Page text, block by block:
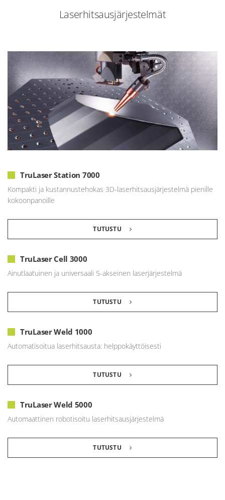
Laserhitsaus­järjestelmät
TruLaser Station 7000
Kompakti ja kustannustehokas 3D-laserhitsausjärjestelmä pienille
kokoonpanoille
TUTUSTU
TruLaser Cell 3000
Ainutlaatuinen ja universaali 5-akseinen laserjärjestelmä
TUTUSTU
TruLaser Weld 1000
Automatisoitua laserhitsausta: helppokäyttöisesti
TUTUSTU
TruLaser Weld 5000
Automaattinen robotisoitu laserhitsausjärjestelmä
TUTUSTU